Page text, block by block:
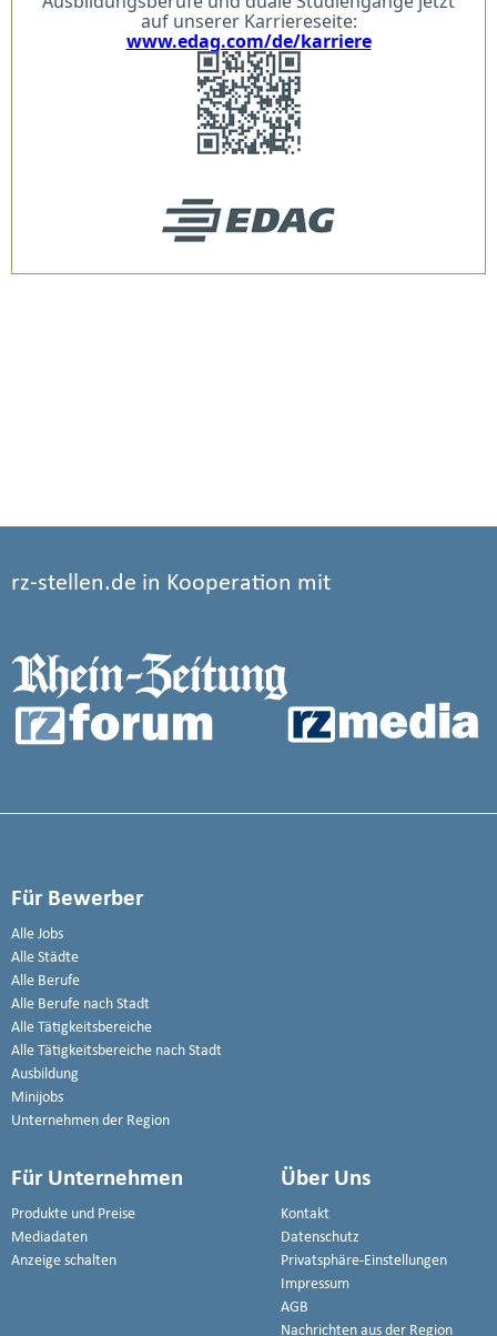
rz-stellen.de in Kooperation mit
Für Bewerber
Alle Jobs
Alle Städte
Alle Berufe
Alle Berufe nach Stadt
Alle Tätigkeitsbereiche
Alle Tätigkeitsbereiche nach Stadt
Ausbildung
Minijobs
Unternehmen der Region
Für Unternehmen
Produkte und Preise
Mediadaten
Anzeige schalten
Über Uns
Kontakt
Datenschutz
Privatsphäre-Einstellungen
Impressum
AGB
Nachrichten aus der Region